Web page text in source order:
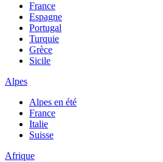
France
Espagne
Portugal
Turquie
Grèce
Sicile
Alpes
Alpes en été
France
Italie
Suisse
Afrique